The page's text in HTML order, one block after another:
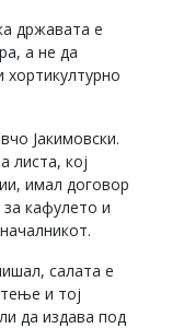
државата е
а не да
Јакимовски.
листа, кој
имал договор
за кафулето и
салата е
и тој
да издава под